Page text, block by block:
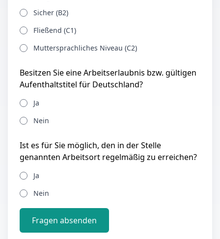
Sicher (B2)
Fließend (C1)
Muttersprachliches Niveau (C2)
Besitzen Sie eine Arbeitserlaubnis bzw. gültigen
Aufenthaltstitel für Deutschland?
Ja
Nein
Ist es für Sie möglich, den in der Stelle
genannten Arbeitsort regelmäßig zu erreichen?
Ja
Nein
Fragen absenden